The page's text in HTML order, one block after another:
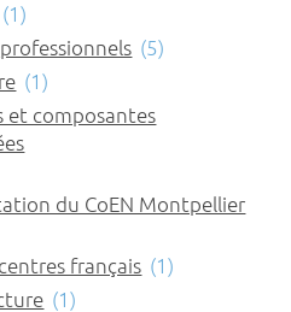
(1)
(5)
(1)
et composantes
du CoEN Montpellier
français (1)
(1)